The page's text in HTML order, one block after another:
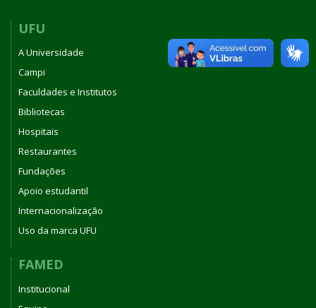
UFU
A Universidade
Campi
Faculdades e Institutos
Bibliotecas
Hospitais
Restaurantes
Fundações
Apoio estudantil
Internacionalização
Uso da marca UFU
FAMED
Institucional